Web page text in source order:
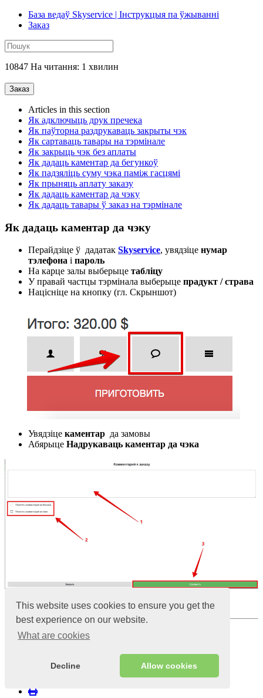
This website uses cookies to ensure you get the
best experience on our website.
What are cookies
Decline Allow cookies
База ведаў Skyservice | Інструкцыя па ўжыванні
Заказ
10847 На читання: 1 хвилин
Заказ
Articles in this section
Як адключыць друк пречека
Як паўторна раздрукаваць закрыты чэк
Як сартаваць тавары на тэрмінале
Як закрыць чэк без аплаты
Як дадаць каментар да бегункоў
Як падзяліць суму чэка паміж гасцямі
Як прыняць аплату заказу
Як дадаць каментар да чэку
Як дадаць тавары ў заказ на тэрмінале
Як дадаць каментар да чэку
Перайдзіце ў дадатак Skyservice, увядзіце нумар
тэлефона і пароль
На карце залы выберыце табліцу
У правай частцы тэрмінала выберыце прадукт / страва
Націсніце на кнопку (гл. Скрыншот)
Увядзіце каментар да замовы
Абярыце Надрукаваць каментар да чэка
Націсніце Захаваць
Views:
Published:6 студзеня 2020